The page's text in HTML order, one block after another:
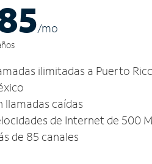
/mo
ilimitadas a Puerto
llamadas caídas
de Internet de 500
de 85 canales